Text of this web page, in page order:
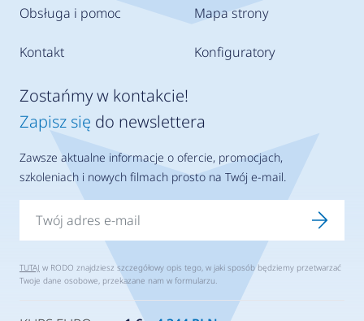
Obsługa i pomoc
Kontakt
Mapa strony
Konfiguratory
Zostańmy w kontakcie!
Zapisz się do newslettera
Zawsze aktualne informacje o ofercie, promocjach,
szkoleniach i nowych filmach prosto na Twój e-mail.
TUTAJ w RODO znajdziesz szczegółowy opis tego, w jaki sposób będziemy przetwarzać
Twoje dane osobowe, przekazane nam w formularzu.